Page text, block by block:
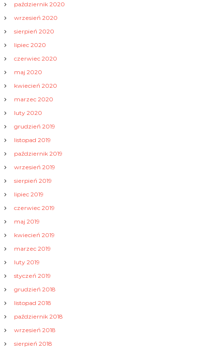
październik 2020
wrzesień 2020
sierpień 2020
lipiec 2020
czerwiec 2020
maj 2020
kwiecień 2020
marzec 2020
luty 2020
grudzień 2019
listopad 2019
październik 2019
wrzesień 2019
sierpień 2019
lipiec 2019
czerwiec 2019
maj 2019
kwiecień 2019
marzec 2019
luty 2019
styczeń 2019
grudzień 2018
listopad 2018
październik 2018
wrzesień 2018
sierpień 2018